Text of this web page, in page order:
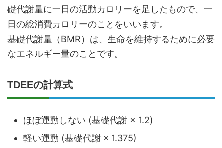
礎代謝量に一日の活動カロリーを足したもので、一
日の総消費カロリーのことをいいます。
基礎代謝量（BMR）は、生命を維持するために必要
なエネルギー量のことです。
TDEEの計算式
ほぼ運動しない (基礎代謝 × 1.2)
軽い運動 (基礎代謝 × 1.375)